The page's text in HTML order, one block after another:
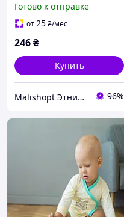
наружными швами 56 62
Готово к отправке
от25₴/мес
246₴
Купить
Malishopt Этническая одежда и головные уборы, все для крещения 96%